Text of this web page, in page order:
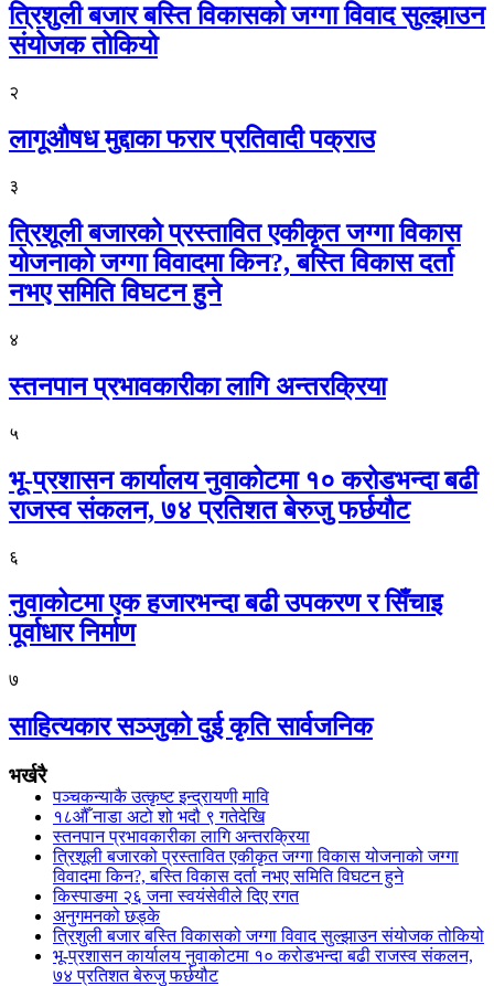
त्रिशुली बजार बस्ति विकासको जग्गा विवाद सुल्झाउन
संयोजक तोकियो
२
लागूऔषध मुद्दाका फरार प्रतिवादी पक्राउ
३
त्रिशूली बजारको प्रस्तावित एकीकृत जग्गा विकास
योजनाको जग्गा विवादमा किन?, बस्ति विकास दर्ता
नभए समिति विघटन हुने
४
स्तनपान प्रभावकारीका लागि अन्तरक्रिया
५
भू-प्रशासन कार्यालय नुवाकोटमा १० करोडभन्दा बढी
राजस्व संकलन, ७४ प्रतिशत बेरुजु फर्छयौट
६
नुवाकोटमा एक हजारभन्दा बढी उपकरण र सिँचाइ
पूर्वाधार निर्माण
७
साहित्यकार सञ्जुको दुई कृति सार्वजनिक
भर्खरै
पञ्चकन्याकै उत्कृष्ट इन्द्रायणी मावि
१८औँ नाडा अटो शो भदौ ९ गतेदेखि
स्तनपान प्रभावकारीका लागि अन्तरक्रिया
त्रिशूली बजारको प्रस्तावित एकीकृत जग्गा विकास योजनाको जग्गा
विवादमा किन?, बस्ति विकास दर्ता नभए समिति विघटन हुने
किस्पाङमा २६ जना स्वयंसेवीले दिए रगत
अनुगमनको छड्के
त्रिशुली बजार बस्ति विकासको जग्गा विवाद सुल्झाउन संयोजक तोकियो
भू-प्रशासन कार्यालय नुवाकोटमा १० करोडभन्दा बढी राजस्व संकलन,
७४ प्रतिशत बेरुजु फर्छयौट